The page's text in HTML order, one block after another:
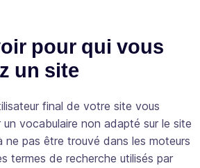
pour qui vous
un site
final de votre site vous
vocabulaire non adapté sur le site
ne pas être trouvé dans les moteurs
termes de recherche utilisés par